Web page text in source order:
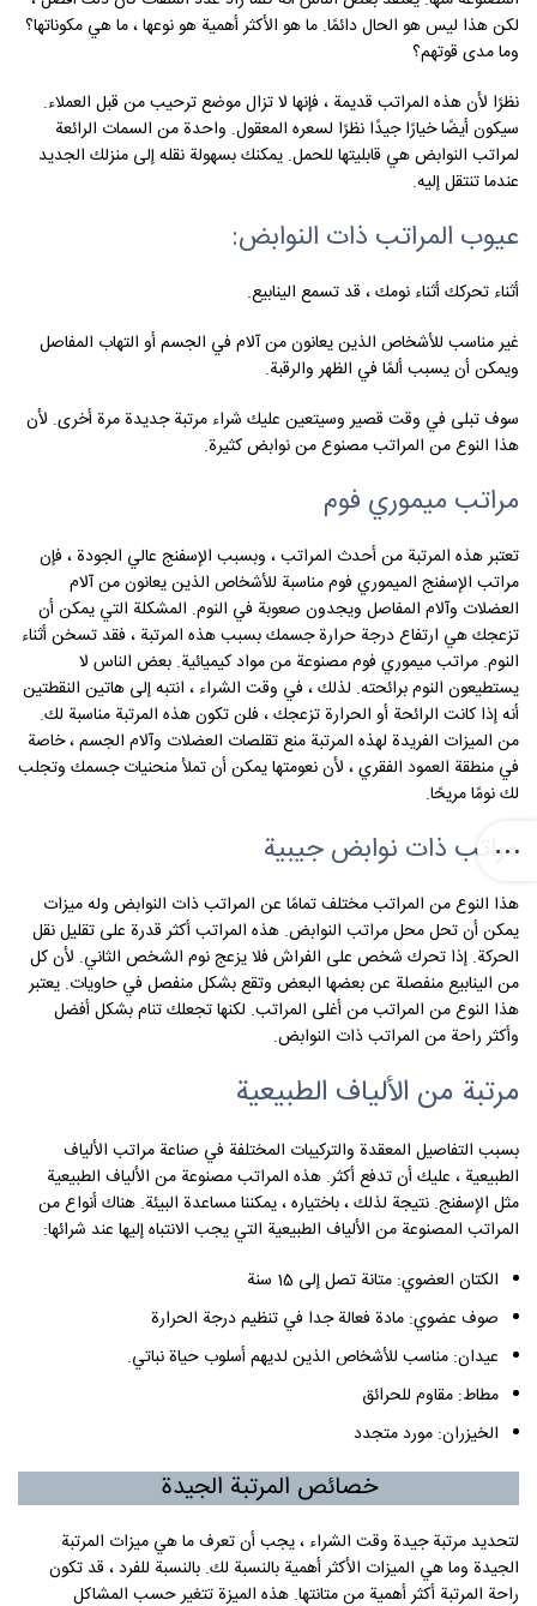
لكن هذا ليس هو الحال دائمًا. ما هو الأكثر أهمية هو نوعها ، ما هي مكوناتها؟
وما مدى قوتهم؟
نظرًا لأن هذه المراتب قديمة ، فإنها لا تزال موضع ترحيب من قبل العملاء.
سيكون أيضًا خيارًا جيدًا نظرًا لسعره المعقول. واحدة من السمات الرائعة
لمراتب النوابض هي قابليتها للحمل. يمكنك بسهولة نقله إلى منزلك الجديد
عندما تنتقل إليه.
عيوب المراتب ذات النوابض:
أثناء تحركك أثناء نومك ، قد تسمع الينابيع.
غير مناسب للأشخاص الذين يعانون من آلام في الجسم أو التهاب المفاصل
ويمكن أن يسبب ألمًا في الظهر والرقبة.
سوف تبلى في وقت قصير وسيتعين عليك شراء مرتبة جديدة مرة أخرى. لأن
هذا النوع من المراتب مصنوع من نوابض كثيرة.
مراتب ميموري فوم
تعتبر هذه المرتبة من أحدث المراتب ، وبسبب الإسفنج عالي الجودة ، فإن
مراتب الإسفنج الميموري فوم مناسبة للأشخاص الذين يعانون من آلام
العضلات وآلام المفاصل ويجدون صعوبة في النوم. المشكلة التي يمكن أن
تزعجك هي ارتفاع درجة حرارة جسمك بسبب هذه المرتبة ، فقد تسخن أثناء
النوم. مراتب ميموري فوم مصنوعة من مواد كيميائية. بعض الناس لا
يستطيعون النوم برائحته. لذلك ، في وقت الشراء ، انتبه إلى هاتين النقطتين
أنه إذا كانت الرائحة أو الحرارة تزعجك ، فلن تكون هذه المرتبة مناسبة لك.
من الميزات الفريدة لهذه المرتبة منع تقلصات العضلات وآلام الجسم ، خاصة
في منطقة العمود الفقري ، لأن نعومتها يمكن أن تملأ منحنيات جسمك وتجلب
لك نومًا مريحًا.
مراتب ذات نوابض جيبية
هذا النوع من المراتب مختلف تمامًا عن المراتب ذات النوابض وله ميزات
يمكن أن تحل محل مراتب النوابض. هذه المراتب أكثر قدرة على تقليل نقل
الحركة. إذا تحرك شخص على الفراش فلا يزعج نوم الشخص الثاني. لأن كل
من الينابيع منفصلة عن بعضها البعض وتقع بشكل منفصل في حاويات. يعتبر
هذا النوع من المراتب من أغلى المراتب. لكنها تجعلك تنام بشكل أفضل
وأكثر راحة من المراتب ذات النوابض.
مرتبة من الألياف الطبيعية
بسبب التفاصيل المعقدة والتركيبات المختلفة في صناعة مراتب الألياف
الطبيعية ، عليك أن تدفع أكثر. هذه المراتب مصنوعة من الألياف الطبيعية
مثل الإسفنج. نتيجة لذلك ، باختياره ، يمكننا مساعدة البيئة. هناك أنواع من
المراتب المصنوعة من الألياف الطبيعية التي يجب الانتباه إليها عند شرائها:
الكتان العضوي: متانة تصل إلى 15 سنة
صوف عضوي: مادة فعالة جدا في تنظيم درجة الحرارة
عيدان: مناسب للأشخاص الذين لديهم أسلوب حياة نباتي.
مطاط: مقاوم للحرائق
الخيزران: مورد متجدد
خصائص المرتبة الجيدة
لتحديد مرتبة جيدة وقت الشراء ، يجب أن تعرف ما هي ميزات المرتبة
الجيدة وما هي الميزات الأكثر أهمية بالنسبة لك. بالنسبة للفرد ، قد تكون
راحة المرتبة أكثر أهمية من متانتها. هذه الميزة تتغير حسب المشاكل